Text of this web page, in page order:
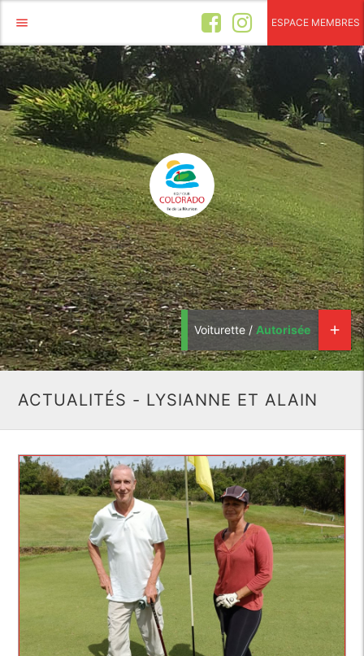
menu ESPACE MEMBRES
Voiturette / Autorisée add
ACTUALITÉS - LYSIANNE ET ALAIN